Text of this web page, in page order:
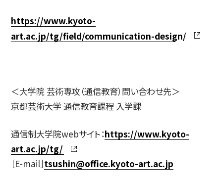
藝術学舎（公開講座）
https://www.kyoto-
art.ac.jp/tg/field/communication-design/
＜大学院 芸術専攻（通信教育）問い合わせ先＞
京都芸術大学 通信教育課程 入学課
通信制大学院webサイト：https://www.kyoto-
art.ac.jp/tg/
［E-mail］tsushin@office.kyoto-art.ac.jp